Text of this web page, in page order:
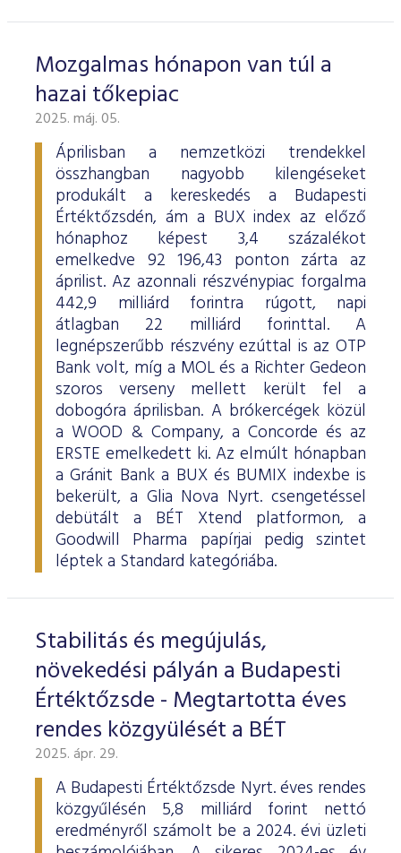
Mozgalmas hónapon van túl a
hazai tőkepiac
2025. máj. 05.
Áprilisban a nemzetközi trendekkel
összhangban nagyobb kilengéseket
produkált a kereskedés a Budapesti
Értéktőzsdén, ám a BUX index az előző
hónaphoz képest 3,4 százalékot
emelkedve 92 196,43 ponton zárta az
áprilist. Az azonnali részvénypiac forgalma
442,9 milliárd forintra rúgott, napi
átlagban 22 milliárd forinttal. A
legnépszerűbb részvény ezúttal is az OTP
Bank volt, míg a MOL és a Richter Gedeon
szoros verseny mellett került fel a
dobogóra áprilisban. A brókercégek közül
a WOOD & Company, a Concorde és az
ERSTE emelkedett ki. Az elmúlt hónapban
a Gránit Bank a BUX és BUMIX indexbe is
bekerült, a Glia Nova Nyrt. csengetéssel
debütált a BÉT Xtend platformon, a
Goodwill Pharma papírjai pedig szintet
léptek a Standard kategóriába.
Stabilitás és megújulás,
növekedési pályán a Budapesti
Értéktőzsde - Megtartotta éves
rendes közgyülését a BÉT
2025. ápr. 29.
A Budapesti Értéktőzsde Nyrt. éves rendes
közgyűlésén 5,8 milliárd forint nettó
eredményről számolt be a 2024. évi üzleti